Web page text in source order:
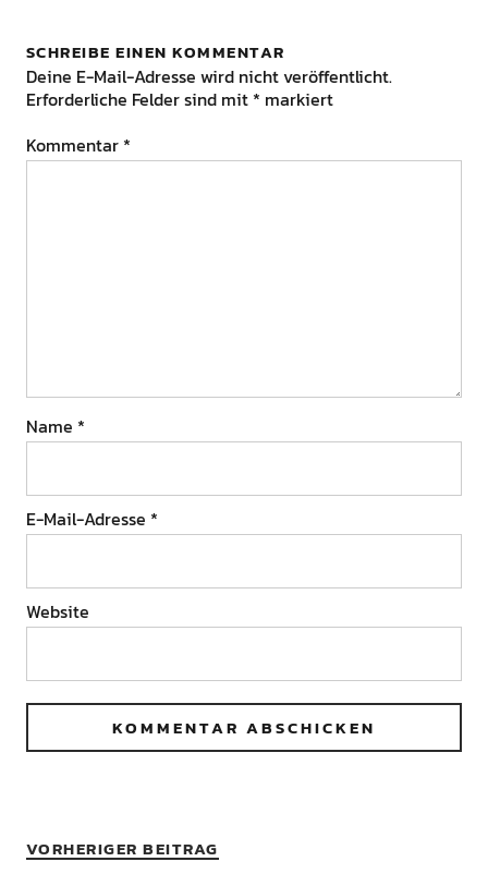
SCHREIBE EINEN KOMMENTAR
Deine E-Mail-Adresse wird nicht veröffentlicht.
Erforderliche Felder sind mit * markiert
Kommentar *
Name *
E-Mail-Adresse *
Website
VORHERIGER BEITRAG